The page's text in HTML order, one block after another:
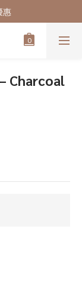
一
惠
一
Charcoal